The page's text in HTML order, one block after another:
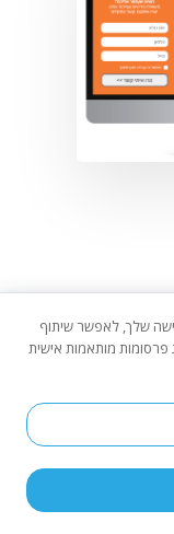
שלך, לאפשר שיתוף
מותאמות אישית